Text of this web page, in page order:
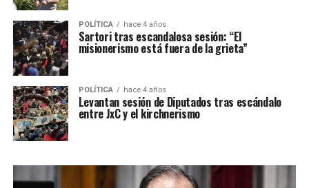
POLÍTICA hace 4 años
Sartori tras escandalosa sesión: “El
misionerismo está fuera de la grieta”
POLÍTICA hace 4 años
Levantan sesión de Diputados tras escándalo
entre JxC y el kirchnerismo